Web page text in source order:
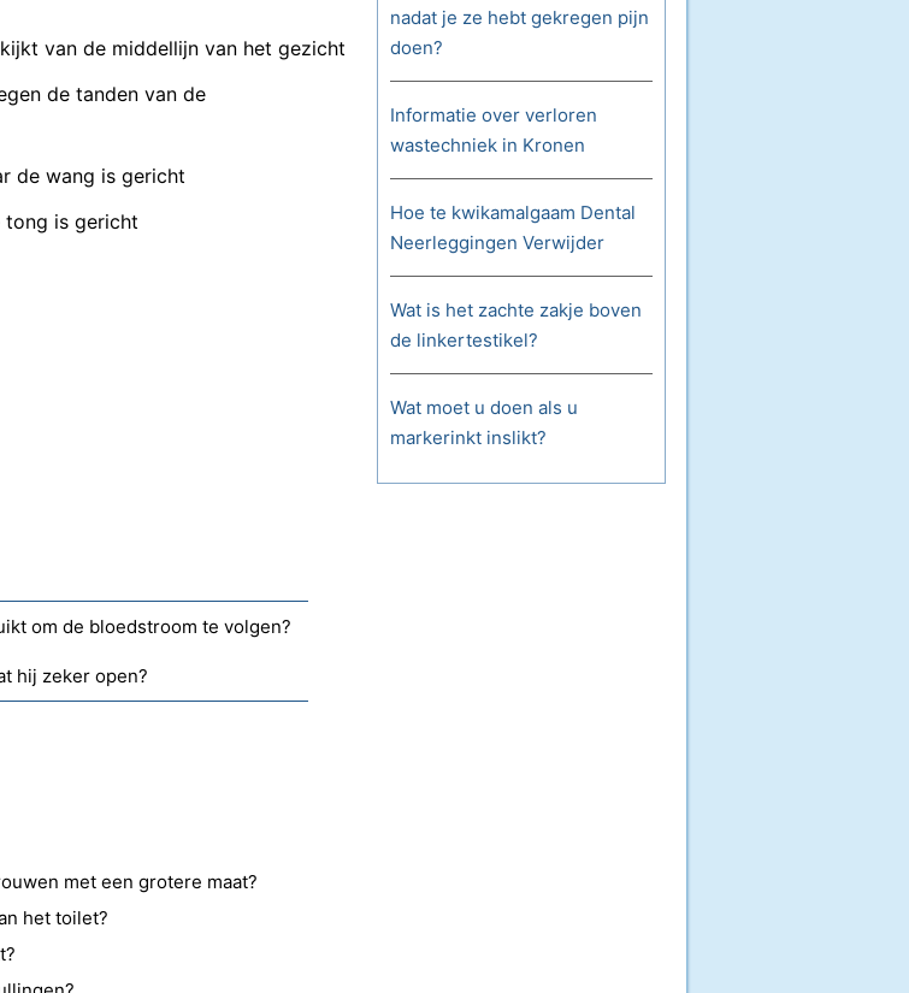
van de middellijn van het gezicht
de tanden van de
de wang is gericht
tong is gericht
om de bloedstroom te volgen?
hij zeker open?
met een grotere maat?
het toilet?
nadat je ze hebt gekregen pijn
doen?
Informatie over verloren
wastechniek in Kronen
Hoe te kwikamalgaam Dental
Neerleggingen Verwijder
Wat is het zachte zakje boven
de linkertestikel?
Wat moet u doen als u
markerinkt inslikt?